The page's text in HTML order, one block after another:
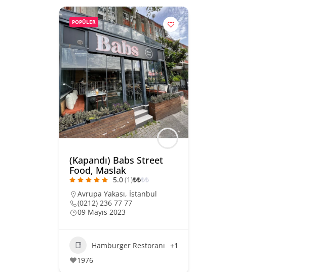
POPÜLER
(Kapandı) Babs Street
Food, Maslak
5.0(1)₺₺₺₺
Avrupa Yakası, İstanbul
(0212) 236 77 77
09 Mayıs 2023
Hamburger Restoranı +1
1976